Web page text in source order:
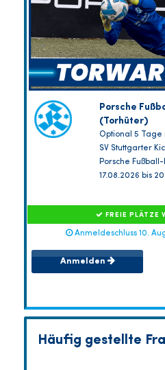
Porsche
(Torhüter)
Optional 5 Tage
SV Stuttgarter
Porsche
17.08.2026 bis
FREIE PLÄTZE
Anmeldeschluss 10.
Anmelden
Häufig gestellte